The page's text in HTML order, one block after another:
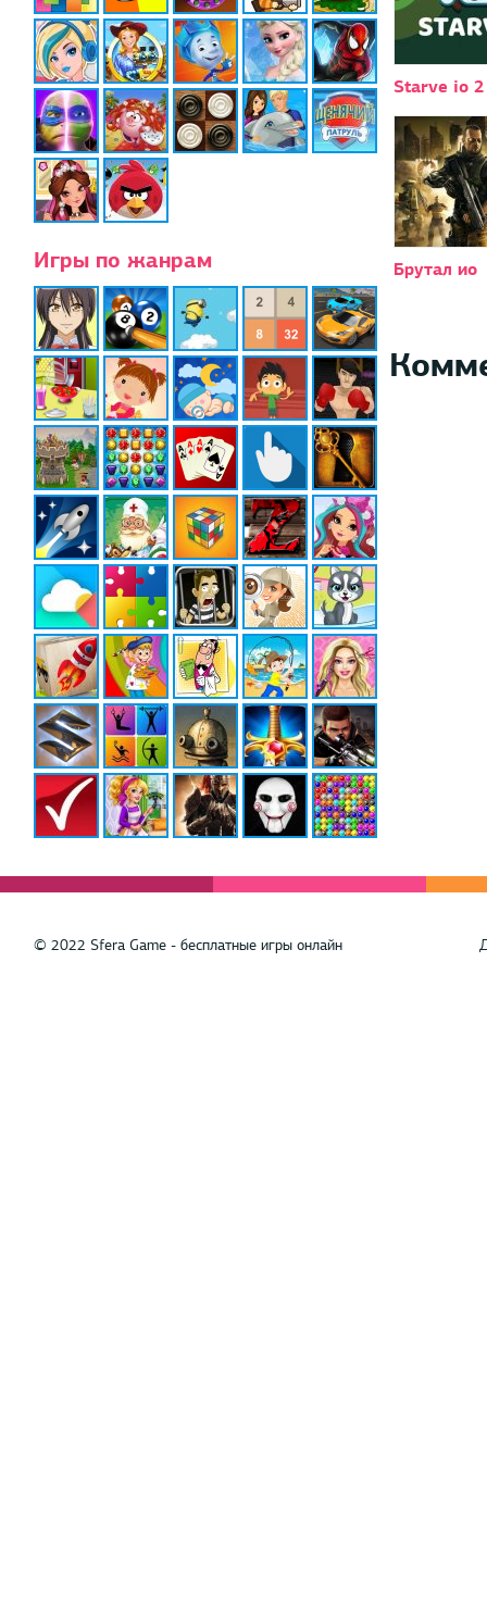
Игры по жанрам
Starve io 2
Брутал ио
© 2022 Sfera Game - бесплатные игры онлайн